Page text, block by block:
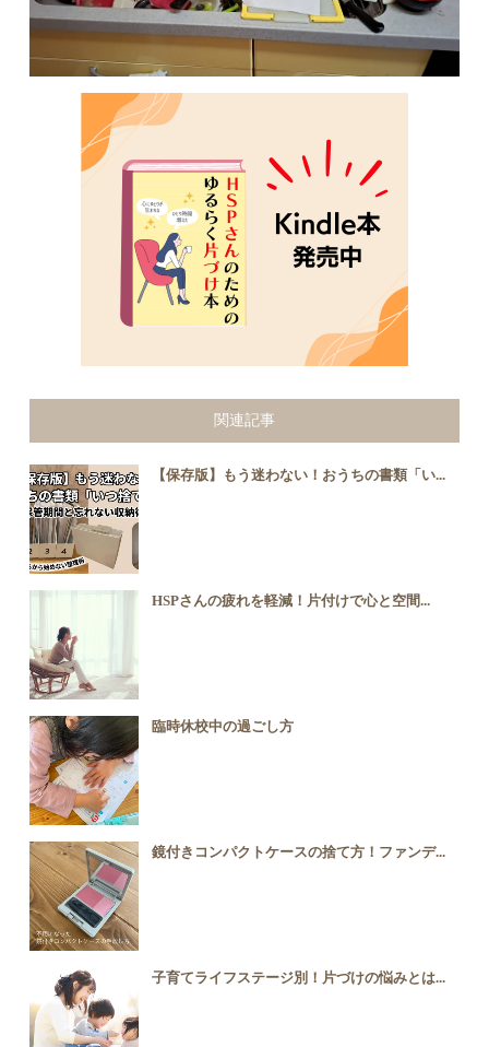
関連記事
【保存版】もう迷わない！おうちの書類「い...
HSPさんの疲れを軽減！片付けで心と空間...
臨時休校中の過ごし方
鏡付きコンパクトケースの捨て方！ファンデ...
子育てライフステージ別！片づけの悩みとは...